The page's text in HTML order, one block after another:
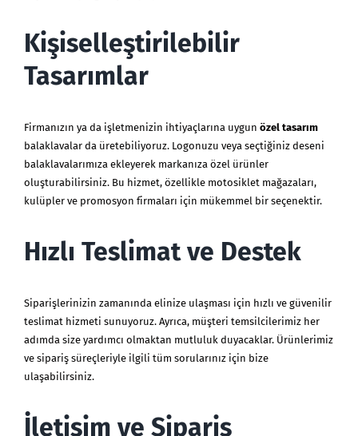
Kişiselleştirilebilir
Tasarımlar
Firmanızın ya da işletmenizin ihtiyaçlarına uygun özel tasarım
balaklavalar da üretebiliyoruz. Logonuzu veya seçtiğiniz deseni
balaklavalarımıza ekleyerek markanıza özel ürünler
oluşturabilirsiniz. Bu hizmet, özellikle motosiklet mağazaları,
kulüpler ve promosyon firmaları için mükemmel bir seçenektir.
Hızlı Teslimat ve Destek
Siparişlerinizin zamanında elinize ulaşması için hızlı ve güvenilir
teslimat hizmeti sunuyoruz. Ayrıca, müşteri temsilcilerimiz her
adımda size yardımcı olmaktan mutluluk duyacaklar. Ürünlerimiz
ve sipariş süreçleriyle ilgili tüm sorularınız için bize
ulaşabilirsiniz.
İletişim ve Sipariş